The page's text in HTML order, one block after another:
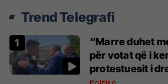
Trend Telegrafi
“Marre duhet
për votat që i
protestuesit i